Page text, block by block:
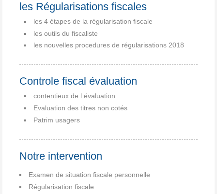
les Régularisations fiscales
les 4 étapes de la régularisation fiscale
les outils du fiscaliste
les nouvelles procedures de régularisations 2018
Controle fiscal évaluation
contentieux de l évaluation
Evaluation des titres non cotés
Patrim usagers
Notre intervention
Examen de situation fiscale personnelle
Régularisation fiscale